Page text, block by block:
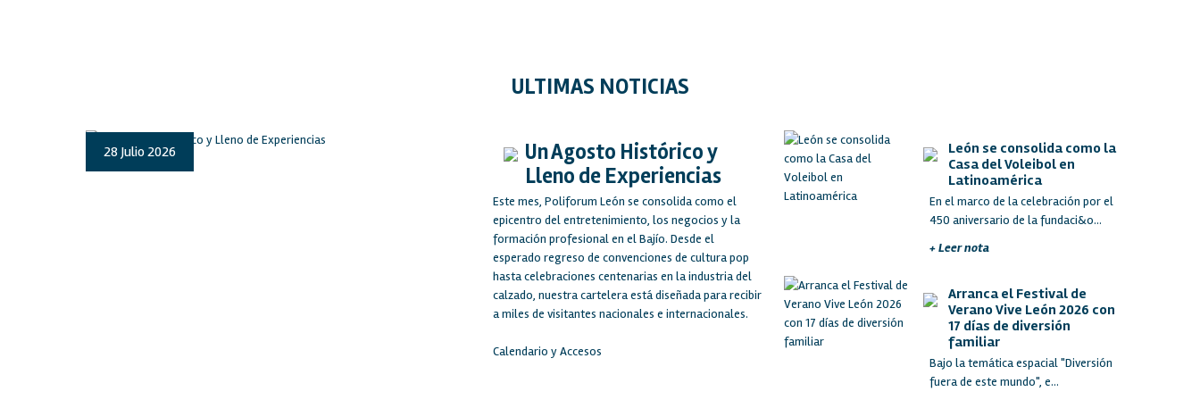
ULTIMAS NOTICIAS
28 Julio 2026
Un Agosto Histórico y
Lleno de Experiencias
Este mes, Poliforum León se consolida como el
epicentro del entretenimiento, los negocios y la
formación profesional en el Bajío. Desde el
esperado regreso de convenciones de cultura pop
hasta celebraciones centenarias en la industria del
calzado, nuestra cartelera está diseñada para recibir
a miles de visitantes nacionales e internacionales.
Calendario y Accesos
León se consolida como la
Casa del Voleibol en
Latinoamérica
En el marco de la celebración por el
450 aniversario de la fundaci&o...
+ Leer nota
Arranca el Festival de
Verano Vive León 2026 con
17 días de diversión
familiar
Bajo la temática espacial "Diversión
fuera de este mundo", e...